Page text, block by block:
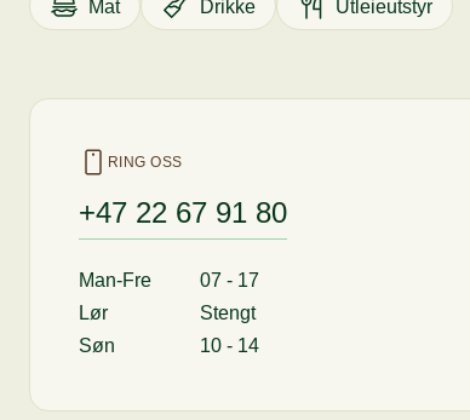
Mat Drikke Utleieutstyr
RING OSS
+47 22 67 91 80
Man-Fre
07 - 17
Lør
Stengt
Søn
10 - 14